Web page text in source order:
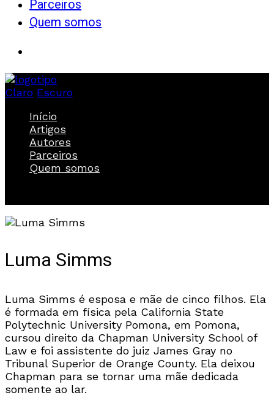
Parceiros
Quem somos
Claro Escuro
Início
Artigos
Autores
Parceiros
Quem somos
Luma Simms
Luma Simms é esposa e mãe de cinco filhos. Ela
é formada em física pela California State
Polytechnic University Pomona, em Pomona,
cursou direito da Chapman University School of
Law e foi assistente do juiz James Gray no
Tribunal Superior de Orange County. Ela deixou
Chapman para se tornar uma mãe dedicada
somente ao lar.